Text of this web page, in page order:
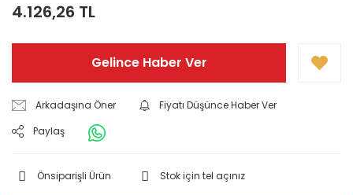
4.126,26 TL
Gelince Haber Ver
Arkadaşına Öner
Fiyatı Düşünce Haber Ver
Paylaş
Önsiparişli Ürün Stok için tel açınız